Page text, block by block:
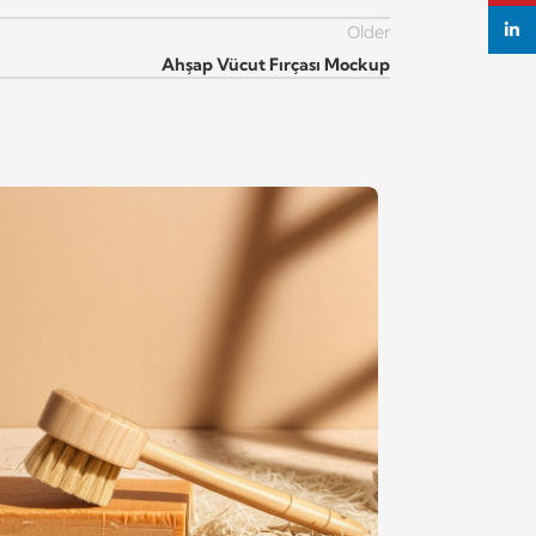
Older
Ahşap Vücut Fırçası Mockup